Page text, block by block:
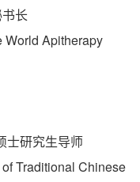
长
World Apitherapy
士研究生导师
Traditional Chinese